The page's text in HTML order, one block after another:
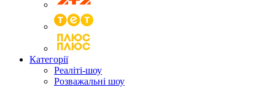
Категорії
Реаліті-шоу
Розважальні шоу